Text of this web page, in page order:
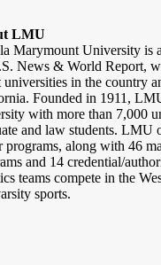
LMU
Marymount University is
News & World Report,
universities in the country
Founded in 1911,
with more than 7,000
and law students. LMU
programs, along with 46
and 14 credential/
teams compete in the
sports.